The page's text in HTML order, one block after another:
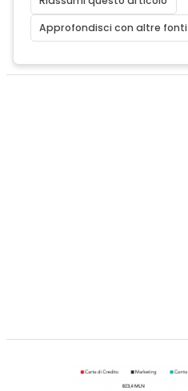
Approfondisci con altre fonti